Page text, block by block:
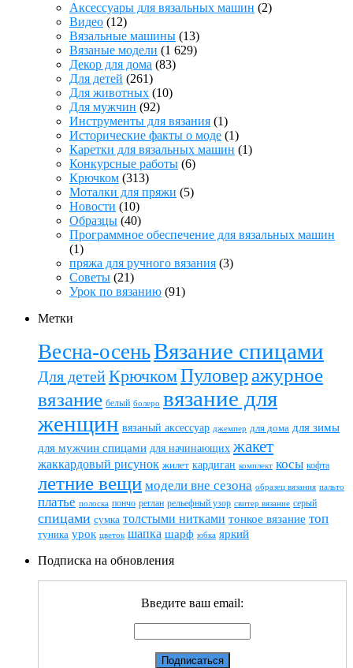
Аксессуары для вязальных машин (2)
Видео (12)
Вязальные машины (13)
Вязаные модели (1 629)
Декор для дома (83)
Для детей (261)
Для животных (10)
Для мужчин (92)
Инструменты для вязания (1)
Исторические факты о моде (1)
Каретки для вязальных машин (1)
Конкурсные работы (6)
Крючком (313)
Моталки для пряжи (5)
Новости (10)
Образцы (40)
Программное обеспечение для вязальных машин
(1)
пряжа для ручного вязания (3)
Советы (21)
Урок по вязанию (91)
Метки
Весна-осеньВязание спицами
Для детейКрючкомПуловер ажурное
вязание белый болеро вязание для
женщин вязаный аксессуар джемпер для дома для зимы
для мужчин спицами для начинающих жакет
жаккардовый рисунок жилет кардиган комплект косы кофта
летние вещи модели вне сезона образец вязания пальто
платье полоска пончо реглан рельефный узор свитер вязание серый
спицами сумка толстыми нитками тонкое вязание топ
туника урок цветок шапка шарф юбка яркий
Подписка на обновления
Введите ваш email: